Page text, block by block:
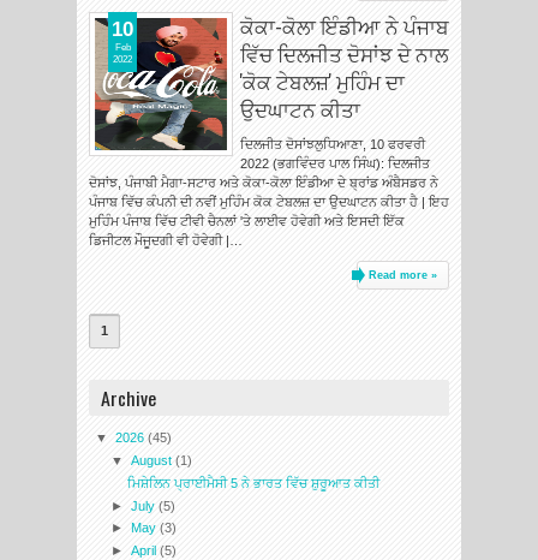
ਕੋਕਾ-ਕੋਲਾ ਇੰਡੀਆ ਨੇ ਪੰਜਾਬ
ਵਿੱਚ ਦਿਲਜੀਤ ਦੋਸਾਂਝ ਦੇ ਨਾਲ
'ਕੋਕ ਟੇਬਲਜ਼' ਮੁਹਿੰਮ ਦਾ
ਉਦਘਾਟਨ ਕੀਤਾ
ਦਿਲਜੀਤ ਦੋਸਾਂਝਲੁਧਿਆਣਾ, 10 ਫਰਵਰੀ
2022 (ਭਗਵਿੰਦਰ ਪਾਲ ਸਿੰਘ): ਦਿਲਜੀਤ
ਦੋਸਾਂਝ, ਪੰਜਾਬੀ ਮੈਗਾ-ਸਟਾਰ ਅਤੇ ਕੋਕਾ-ਕੋਲਾ ਇੰਡੀਆ ਦੇ ਬ੍ਰਾਂਡ ਅੰਬੈਸਡਰ ਨੇ
ਪੰਜਾਬ ਵਿੱਚ ਕੰਪਨੀ ਦੀ ਨਵੀਂ ਮੁਹਿੰਮ ਕੋਕ ਟੇਬਲਜ਼ ਦਾ ਉਦਘਾਟਨ ਕੀਤਾ ਹੈ | ਇਹ
ਮੁਹਿੰਮ ਪੰਜਾਬ ਵਿੱਚ ਟੀਵੀ ਚੈਨਲਾਂ 'ਤੇ ਲਾਈਵ ਹੋਵੇਗੀ ਅਤੇ ਇਸਦੀ ਇੱਕ
ਡਿਜੀਟਲ ਮੌਜੂਦਗੀ ਵੀ ਹੋਵੇਗੀ |…
Read more »
10
Feb
2022
1
Archive
▼ 2026 (45)
▼August(1)
ਮਿਸ਼ੇਲਿਨ ਪ੍ਰਾਈਮੈਸੀ 5 ਨੇ ਭਾਰਤ ਵਿੱਚ ਸ਼ੁਰੂਆਤ ਕੀਤੀ
►July(5)
► May(3)
►April(5)